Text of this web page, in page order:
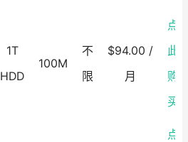
1T
HDD
100M
不
限
$94.00 /
月
点
此
购
买
点